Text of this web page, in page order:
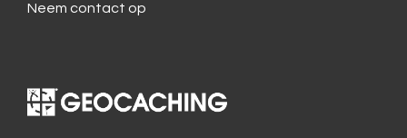
Neem contact op